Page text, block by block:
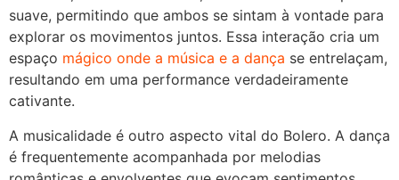
suave, permitindo que ambos se sintam à vontade para
explorar os movimentos juntos. Essa interação cria um
espaço mágico onde a música e a dança se entrelaçam,
resultando em uma performance verdadeiramente
cativante.
A musicalidade é outro aspecto vital do Bolero. A dança
é frequentemente acompanhada por melodias